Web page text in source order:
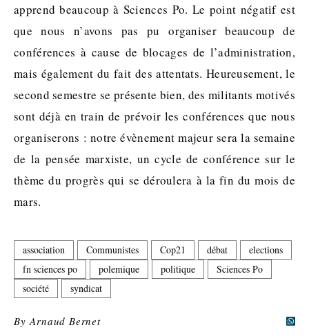
apprend beaucoup à Sciences Po. Le point négatif est
que nous n’avons pas pu organiser beaucoup de
conférences à cause de blocages de l’administration,
mais également du fait des attentats. Heureusement, le
second semestre se présente bien, des militants motivés
sont déjà en train de prévoir les conférences que nous
organiserons : notre évènement majeur sera la semaine
de la pensée marxiste, un cycle de conférence sur le
thème du progrès qui se déroulera à la fin du mois de
mars.
association Communistes Cop21 débat
elections
fn sciences po
polemique politique
Sciences Po
société
syndicat
ByArnaud Bernet